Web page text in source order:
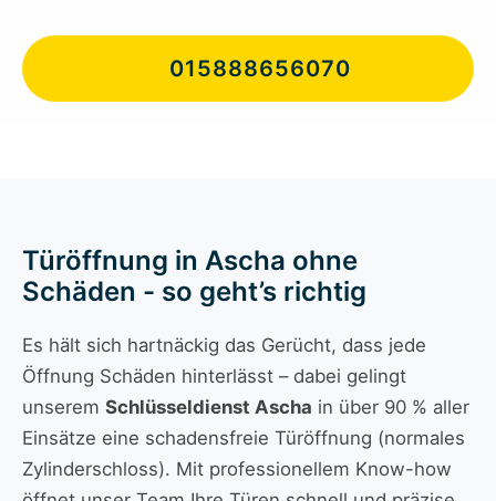
015888656070
Türöffnung in Ascha ohne
Schäden - so geht’s richtig
Es hält sich hartnäckig das Gerücht, dass jede
Öffnung Schäden hinterlässt – dabei gelingt
unserem Schlüsseldienst Ascha in über 90 % aller
Einsätze eine schadensfreie Türöffnung (normales
Zylinderschloss). Mit professionellem Know-how